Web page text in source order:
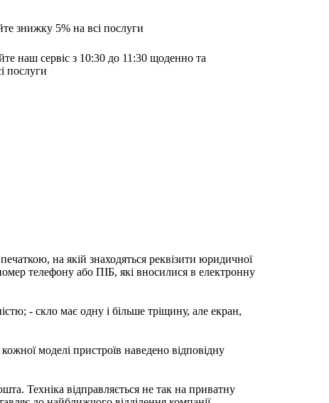
знижку 5% на всі послуги
наш сервіс з 10:30 до 11:30 щоденно та
послуги
на якій знаходяться реквізити юридичної
телефону або ПІБ, які вносилися в електронну
- скло має одну і більше тріщину, але екран,
моделі пристроїв наведено відповідну
Техніка відправляється не так на приватну